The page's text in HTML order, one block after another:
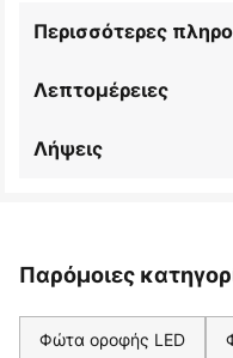
Λεπτομέρειες
Περισσότερες
Λήψεις
Παρόμοιες
Φώτα οροφής LED